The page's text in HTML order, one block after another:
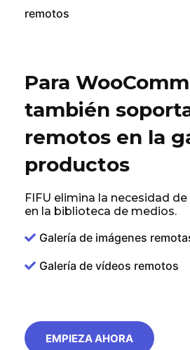
remotos
Para
también
remotos en la
productos
FIFU elimina la necesidad
en la biblioteca de medios.
Galería de imágenes
Galería de vídeos remotos
EMPIEZA AHORA